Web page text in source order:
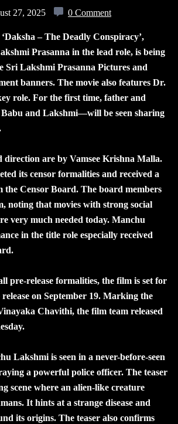
27, 2025 0 Comment
– The Deadly Conspiracy’,
Prasanna in the lead role, is being
Sri Lakshmi Prasanna Pictures and
banners. The movie also features Dr.
role. For the first time, father and
and Lakshmi—will be seen sharing
direction are by Vamsee Krishna Malla.
its censor formalities and received a
the Censor Board. The board members
noting that movies with strong social
very much needed today. Manchu
in the title role especially received
pre-release formalities, the film is set for
on September 19. Marking the
Chavithi, the film team released
Lakshmi is seen in a never-before-seen
a powerful police officer. The teaser
scene where an alien-like creature
It hints at a strange disease and
its origins. The teaser also confirms